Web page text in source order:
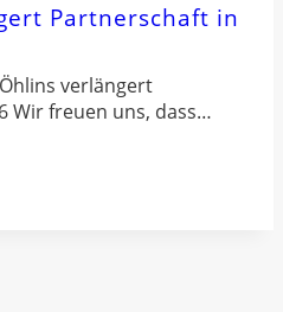
Partnerschaft in
verlängert
Wir freuen uns, dass…